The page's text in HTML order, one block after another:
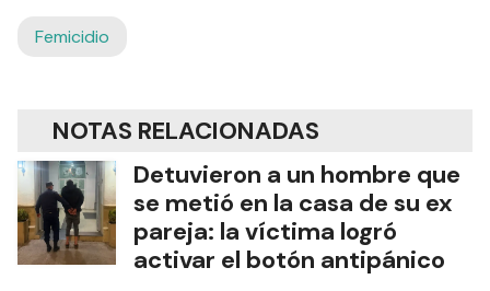
Femicidio
NOTAS RELACIONADAS
Detuvieron a un hombre que
se metió en la casa de su ex
pareja: la víctima logró
activar el botón antipánico